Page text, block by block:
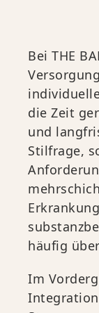
Bei THE
die Zeit
und
Stilfrage,
häufig
Im